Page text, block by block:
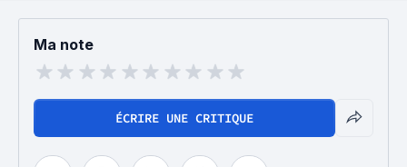
Ma note
ÉCRIRE UNE CRITIQUE